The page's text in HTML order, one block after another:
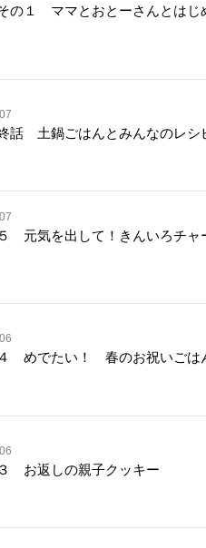
の１ ママとおとーさんとはじ
話 土鍋ごはんとみんなのレシ
元気を出して！きんいろチャ
めでたい！ 春のお祝いごは
お返しの親子クッキー